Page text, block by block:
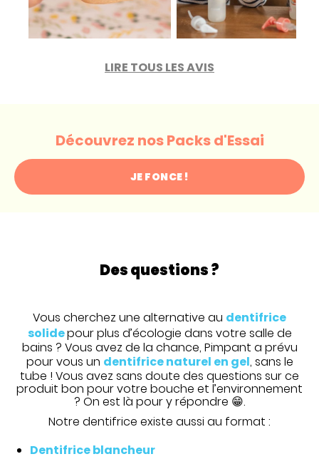
LIRE TOUS LES AVIS
Découvrez nos Packs d'Essai
JE FONCE !
Des questions ?
Vous cherchez une alternative au dentifrice
solidepour plus d’écologie dans votre salle de
bains ? Vous avez de la chance, Pimpant a prévu
pour vous un dentifrice naturel en gel, sans le
tube ! Vous avez sans doute des questions sur ce
produit bon pour votre bouche et l’environnement
? On est là pour y répondre 😁.
Notre dentifrice existe aussi au format :
Dentifrice blancheur